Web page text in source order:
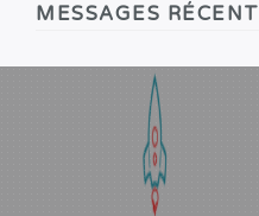
MESSAGES